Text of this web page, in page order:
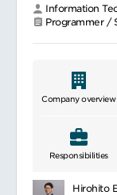
Information
Programmer /
Company overview
Responsibilities
Hirohito